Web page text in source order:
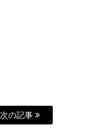
次の記事